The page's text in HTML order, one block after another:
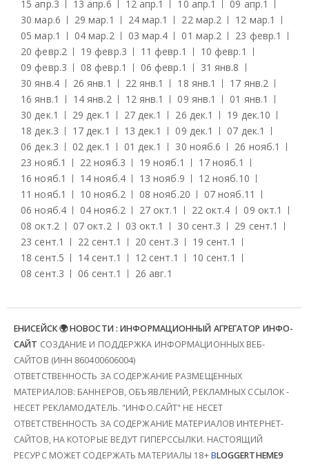
15 апр.3 13 апр.6 12 апр.1 10 апр.1 09 апр.1
30 мар.6 29 мар.1 24 мар.1 22 мар.2 12 мар.1
05 мар.1 04 мар.2 03 мар.4 01 мар.2 23 февр.1
20 февр.2 19 февр.3 11 февр.1 10 февр.1
09 февр.3 08 февр.1 06 февр.1 31 янв.8
30 янв.4 26 янв.1 22 янв.1 18 янв.1 17 янв.2
16 янв.1 14 янв.2 12 янв.1 09 янв.1 01 янв.1
30 дек.1 29 дек.1 27 дек.1 26 дек.1 19 дек.10
18 дек.3 17 дек.1 13 дек.1 09 дек.1 07 дек.1
06 дек.3 02 дек.1 01 дек.1 30 нояб.6 26 нояб.1
23 нояб.1 22 нояб.3 19 нояб.1 17 нояб.1
16 нояб.1 14 нояб.4 13 нояб.9 12 нояб.10
11 нояб.1 10 нояб.2 08 нояб.20 07 нояб.11
06 нояб.4 04 нояб.2 27 окт.1 22 окт.4 09 окт.1
08 окт.2 07 окт.2 03 окт.1 30 сент.3 29 сент.1
23 сент.1 22 сент.1 20 сент.3 19 сент.1
18 сент.5 14 сент.1 12 сент.1 10 сент.1
08 сент.3 06 сент.1 26 авг.1
ЕНИСЕЙСК 🌍 НОВОСТИ : ИНФОРМАЦИОННЫЙ АГРЕГАТОР ИНФО-
САЙТ СОЗДАНИЕ И ПОДДЕРЖКА ИНФОРМАЦИОННЫХ ВЕБ-
САЙТОВ (ИНН 860400606004)
ОТВЕТСТВЕННОСТЬ ЗА СОДЕРЖАНИЕ РАЗМЕЩЕННЫХ
МАТЕРИАЛОВ: БАННЕРОВ, ОБЪЯВЛЕНИЙ, РЕКЛАМНЫХ ССЫЛОК -
НЕСЕТ РЕКЛАМОДАТЕЛЬ. "ИНФО.САЙТ" НЕ НЕСЕТ
ОТВЕТСТВЕННОСТЬ ЗА СОДЕРЖАНИЕ МАТЕРИАЛОВ ИНТЕРНЕТ-
САЙТОВ, НА КОТОРЫЕ ВЕДУТ ГИПЕРССЫЛКИ. НАСТОЯЩИЙ
РЕСУРС МОЖЕТ СОДЕРЖАТЬ МАТЕРИАЛЫ 18+BLOGGERTHEME9